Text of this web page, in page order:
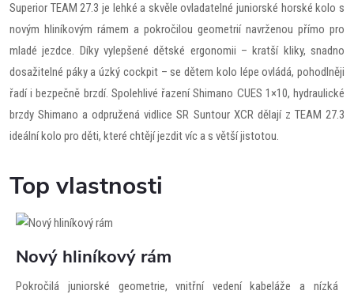
Superior TEAM 27.3 je lehké a skvěle ovladatelné juniorské horské kolo s
novým hliníkovým rámem a pokročilou geometrií navrženou přímo pro
mladé jezdce. Díky vylepšené dětské ergonomii – kratší kliky, snadno
dosažitelné páky a úzký cockpit – se dětem kolo lépe ovládá, pohodlněji
řadí i bezpečně brzdí. Spolehlivé řazení Shimano CUES 1×10, hydraulické
brzdy Shimano a odpružená vidlice SR Suntour XCR dělají z TEAM 27.3
ideální kolo pro děti, které chtějí jezdit víc a s větší jistotou.
Top vlastnosti
Nový hliníkový rám
Pokročilá juniorské geometrie, vnitřní vedení kabeláže a nízká